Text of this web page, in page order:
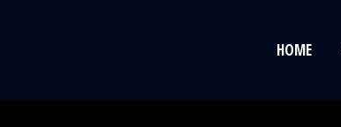
HOME